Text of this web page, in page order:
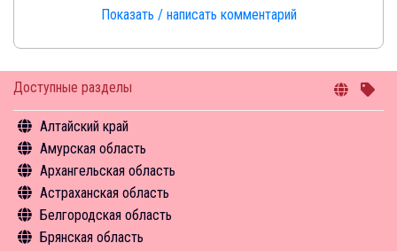
Доступные разделы
Алтайский край
Общая информация
Объекты туристского притяжения
Инфрастуктура туризма
Туризм в цифрах
Чем заняться
Амурская область
Общая информация
Объекты туристского притяжения
Инфрастуктура туризма
Туризм в цифрах
Архангельская область
Общая информация
Объекты туристского притяжения
Инфрастуктура туризма
Астраханская область
Общая информация
Объекты туристского притяжения
Белгородская область
Общая информация
Брянская область
Показать / написать комментарий